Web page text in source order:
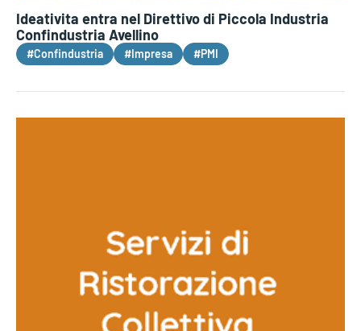
Ideativita entra nel Direttivo di Piccola Industria
Confindustria Avellino
#Confindustria #Impresa #PMI